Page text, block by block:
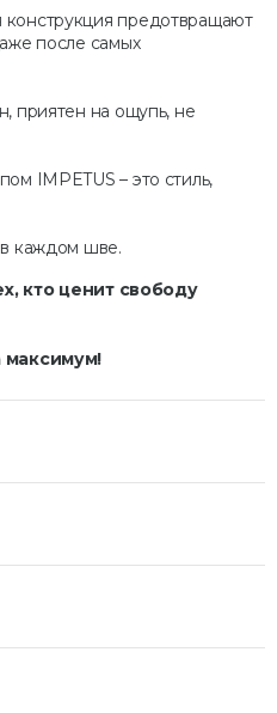
конструкция предотвращают
после самых
приятен на ощупь, не
IMPETUS – это стиль,
в каждом шве.
кто ценит свободу
максимум!